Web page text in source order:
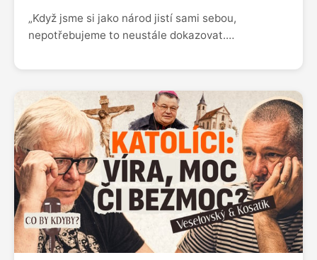
„Když jsme si jako národ jistí sami sebou,
nepotřebujeme to neustále dokazovat.
trochu nuda,“ říká Pavel Kosatík v novém díle
podcastu také rozebírají, proč dnes znovu sílí
nacionalismus, co skutečně znamená vlastenectví
a jestli se Češi stále vyrovnávají se svými
historickými zraněními.